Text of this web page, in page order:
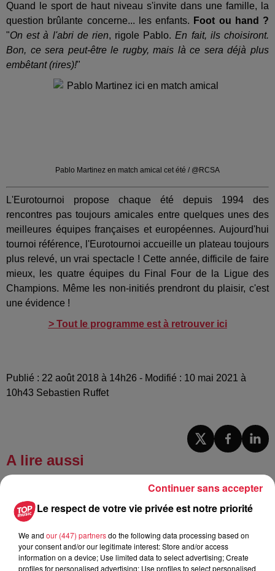
Quand le sport de haut niveau s'invite dans une famille, la
question brûlante concerne... les enfants. Foot ou hand ?
"On est à l'abri de rien, rigole Pablo.En fait, ils choisiront.
Bon, ce sera peut-être le rugby, mais là ce sera déjà plus
embêtant (rires)!"
Pablo Martinez en match amical cet été / @RCSA
L'Eurotournoi propose chaque été depuis 1994 des
rencontres pas toujours amicales entre quelques unes des
meilleures équipes françaises et européennes. Aujourd'hui
tournoi référence, l'Eurotournoi accueille un plateau toujours
plus relevé, un vrai spectacle ! Cette année, difficile de faire
mieux, les quatre équipes du Final Four de la Ligue des
Champions. Même les non-initiés prendront du plaisir, c'est
une évidence !
> Tout le programme est à retrouver ici
Publié : 22 août 2018 à 14h26 - Modifié : 10 mai 2021 à
10h43 Sebastien Ruffet
A lire aussi
Europa-Park : des précisons sur
Le respect de votre vie privée est notre priorité
We and our (447) partnersdo the following data processing based on
your consent and/or our legitimate interest: Store and/or access
information on a device; Use limited data to select advertising; Create
profiles for personalised advertising; Use profiles to select personalised
Continuer sans accepter